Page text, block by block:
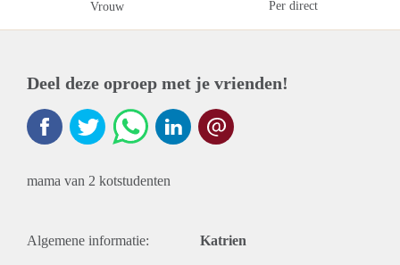
Vrouw Per direct
Deel deze oproep met je vrienden!
mama van 2 kotstudenten
Algemene informatie: Katrien